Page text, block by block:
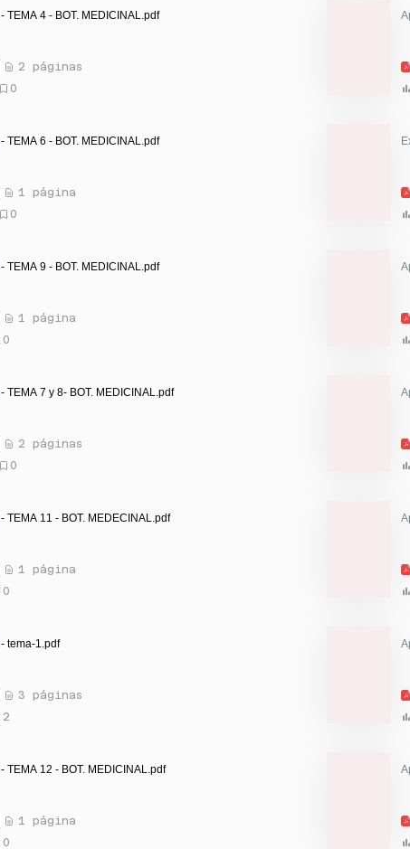
- TEMA 4 - BOT. MEDICINAL.pdf
2 páginas
0
- TEMA 6 - BOT. MEDICINAL.pdf
1 página
0
- TEMA 9 - BOT. MEDICINAL.pdf
1 página
0
- TEMA 7 y 8- BOT. MEDICINAL.pdf
2 páginas
0
- TEMA 11 - BOT. MEDECINAL.pdf
1 página
0
- tema-1.pdf
3 páginas
2
- TEMA 12 - BOT. MEDICINAL.pdf
1 página
0